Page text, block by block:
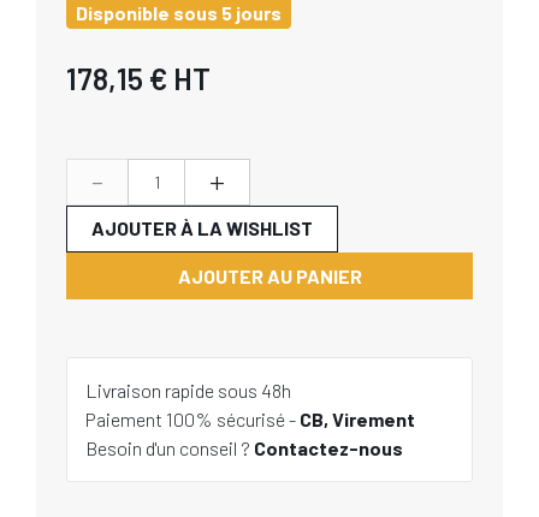
Disponible sous 5 jours
178,15 € HT
- +
AJOUTER AU PANIER
AJOUTER À LA WISHLIST
Livraison rapide sous 48h
Paiement 100% sécurisé - CB, Virement
Besoin d'un conseil ? Contactez-nous